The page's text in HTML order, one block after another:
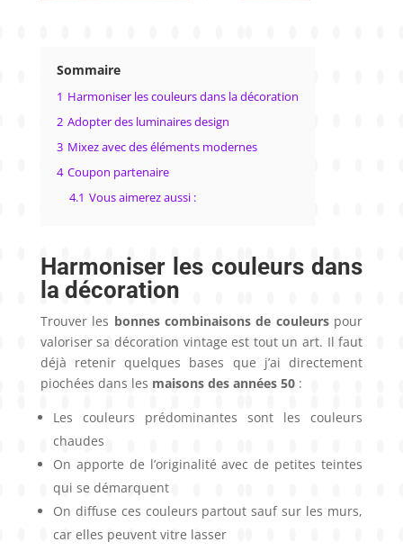
Sommaire
1 Harmoniser les couleurs dans la décoration
2 Adopter des luminaires design
3 Mixez avec des éléments modernes
4 Coupon partenaire
4.1 Vous aimerez aussi :
Harmoniser les couleurs dans
la décoration
Trouver les bonnes combinaisons de couleurspour
valoriser sa décoration vintage est tout un art. Il faut
déjà retenir quelques bases que j’ai directement
piochées dans les maisons des années 50:
Les couleurs prédominantes sont les couleurs
chaudes
On apporte de l’originalité avec de petites teintes
qui se démarquent
On diffuse ces couleurs partout sauf sur les murs,
car elles peuvent vitre lasser